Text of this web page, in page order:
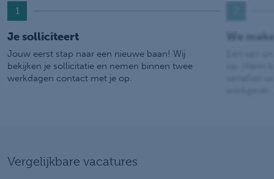
1
Je solliciteert
Jouw eerst stap naar een nieuwe baan! Wij
bekijken je sollicitatie en nemen binnen twee
werkdagen contact met je op.
We
Vergelijkbare vacatures